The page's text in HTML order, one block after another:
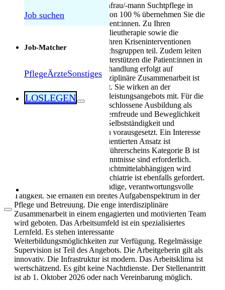
Als Pflegekraft in die Schweiz: Leben, Kultur
und Alltag (2026)
Arbeitsbedingungen in der Pflege in der
Schweiz
Job suchen
Job-Matcher
PflegeÄrzteSonstiges
LOSLEGEN
Für die Position als Pflegefachfrau/-mann Suchtpflege in
Burgdorf mit einem Pensum von 100 % übernehmen Sie die
Pflege und Betreuung der Patient:innen. Zu Ihren
Kernaufgaben gehören die Milieutherapie sowie die
Bezugspersonenpflege. Sie führen Kriseninterventionen
durch und nehmen an Gesprächsgruppen teil. Zudem leiten
Sie Gesprächsgruppen und unterstützen die Patient:innen in
der Freizeitgestaltung. Die Behandlung erfolgt auf
freiwilliger Basis. Die interdisziplinäre Zusammenarbeit ist
fester Bestandteil der Tätigkeit. Sie wirken an der
Weiterentwicklung des Dienstleistungsangebots mit. Für die
Stelle benötigen Sie eine abgeschlossene Ausbildung als
Dipl. Pflegefachperson HF. Lernfreude und Beweglichkeit
im Denken sind erforderlich. Selbstständigkeit und
kommunikative Stärke werden vorausgesetzt. Ein Interesse
am lösungs- und ressourcenorientierten Ansatz ist
notwendig. Der Besitz eines Führerscheins Kategorie B ist
zwingend. EDV-Anwenderkenntnisse sind erforderlich.
Erfahrung in der Arbeit mit Suchtmittelabhängigen wird
erwartet. Erfahrung in der Psychiatrie ist ebenfalls gefordert.
Die Stelle bietet eine eigenständige, verantwortungsvolle
Tätigkeit. Sie erhalten ein breites Aufgabenspektrum in der
Pflege und Betreuung. Die enge interdisziplinäre
Zusammenarbeit in einem engagierten und motivierten Team
wird geboten. Das Arbeitsumfeld ist ein spezialisiertes
Lernfeld. Es stehen interessante
Weiterbildungsmöglichkeiten zur Verfügung. Regelmässige
Supervision ist Teil des Angebots. Die Arbeitgeberin gilt als
innovativ. Die Infrastruktur ist modern. Das Arbeitsklima ist
wertschätzend. Es gibt keine Nachtdienste. Der Stellenantritt
ist ab 1. Oktober 2026 oder nach Vereinbarung möglich.